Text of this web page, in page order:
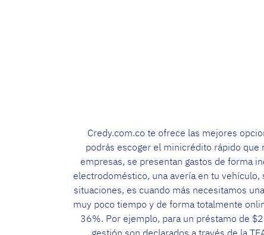
Credy.com.co te ofrece las mejores
podrás escoger el minicrédito rápido que
empresas, se presentan gastos de forma
electrodoméstico, una avería en tu
situaciones, es cuando más necesitamos
muy poco tiempo y de forma totalmente
36%. Por ejemplo, para un préstamo de
gestión son declarados a través de la